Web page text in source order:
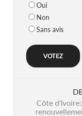
Oui
Non
Sans avis
Côte